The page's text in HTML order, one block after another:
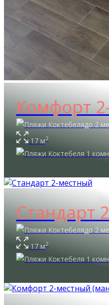
Комфорт
до 2
17 м2
1
Стандарт
до 2
17 м2
1